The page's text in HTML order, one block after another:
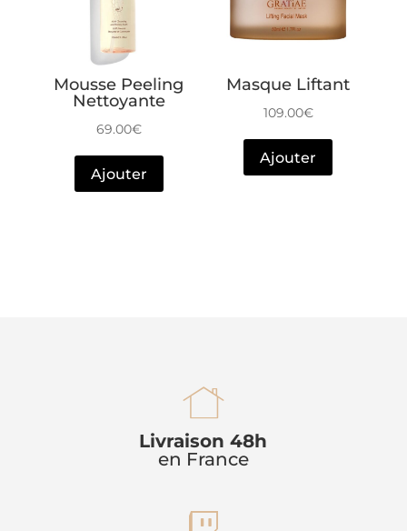
Mousse Peeling
Nettoyante
69.00€
Ajouter
Masque Liftant
109.00€
Ajouter
h
Livraison 48h
en France